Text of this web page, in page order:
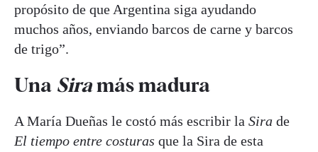
propósito de que Argentina siga ayudando
muchos años, enviando barcos de carne y barcos
de trigo”.
Una Siramás madura
A María Dueñas le costó más escribir la Sira de
El tiempo entre costuras que la Sira de esta